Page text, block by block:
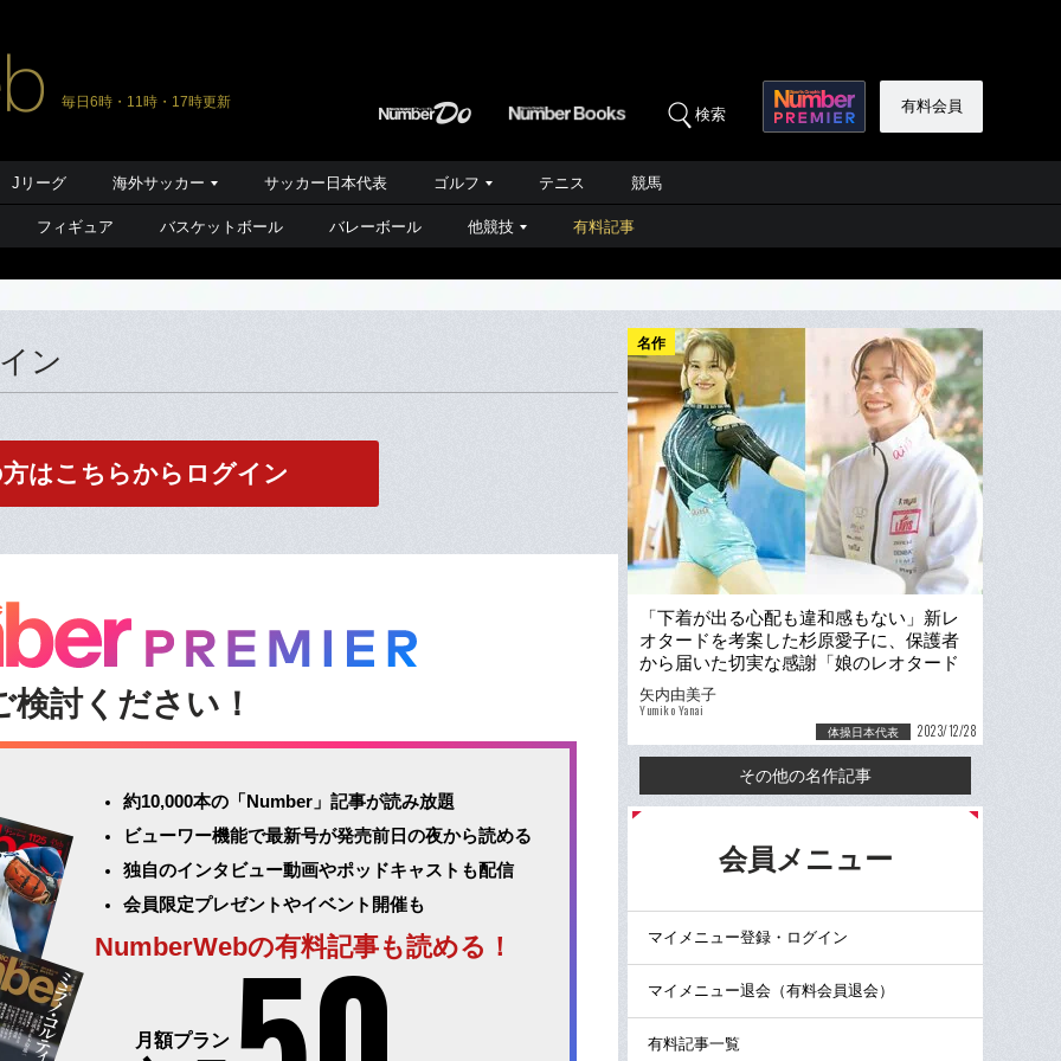
毎日6時・11時・17時更新
検索 有料会員
Jリーグ 海外サッカー サッカー日本代表 ゴルフ テニス 競馬
フィギュア バスケットボール バレーボール 他競技 有料記事
ン
はこちらからログイン
検討ください！
約10,000本の「Number」記事が読み放題
ビューワー機能で最新号が発売前日の夜から読める
独自のインタビュー動画やポッドキャストも配信
会員限定プレゼントやイベント開催も
NumberWebの有料記事も読める！
月額プラン
名作
「下着が出る心配も違和感もない」新レ
オタードを考案した杉原愛子に、保護者
から届いた切実な感謝「娘のレオタード
着用に抵抗がありましたが…」
矢内由美子
Yumiko Yanai
体操日本代表 2023/12/28
その他の名作記事
会員メニュー
マイメニュー登録・ログイン
マイメニュー退会（有料会員退会）
有料記事一覧